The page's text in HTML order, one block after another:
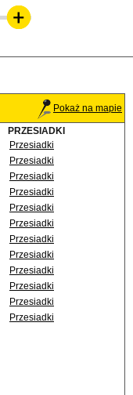
Pokaż na mapie
PRZESIADKI
Przesiadki
Przesiadki
Przesiadki
Przesiadki
Przesiadki
Przesiadki
Przesiadki
Przesiadki
Przesiadki
Przesiadki
Przesiadki
Przesiadki